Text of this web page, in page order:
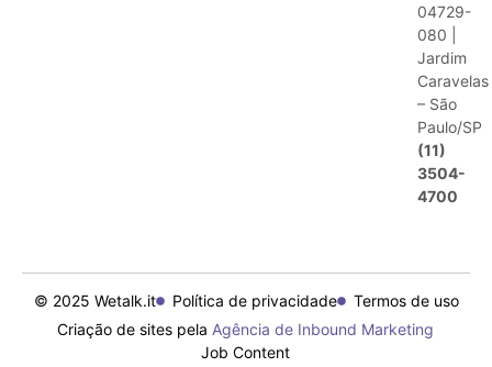
04729-
080 |
Jardim
Caravelas
– São
Paulo/SP
(11)
3504-
4700
© 2025 Wetalk.it Política de privacidade
Termos de uso
Criação de sites pela Agência de Inbound Marketing
Job Content